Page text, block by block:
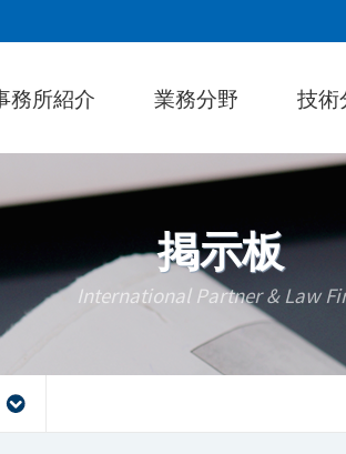
務所紹介 業務分野 技術
掲示板
International Partner & Law